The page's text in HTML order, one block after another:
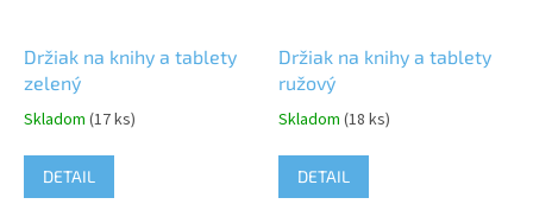
Držiak na knihy a tablety
zelený
Skladom (17 ks)
DETAIL
Držiak na knihy a tablety
ružový
Skladom (18 ks)
DETAIL